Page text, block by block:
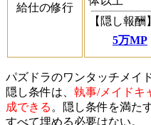
給仕の修行
【隠し報酬】
5万MP
パズドラのワンタッチメイ
隠し条件は、 執事/メイドキ
成できる。隠し条件を満た
すべて埋める必要はない。